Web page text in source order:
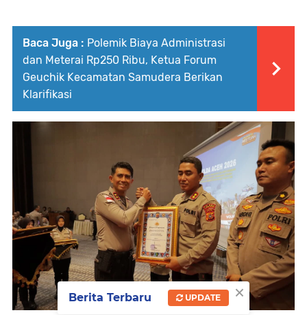
Baca Juga : Polemik Biaya Administrasi
dan Meterai Rp250 Ribu, Ketua Forum
Geuchik Kecamatan Samudera Berikan
Klarifikasi
×
Berita Terbaru UPDATE